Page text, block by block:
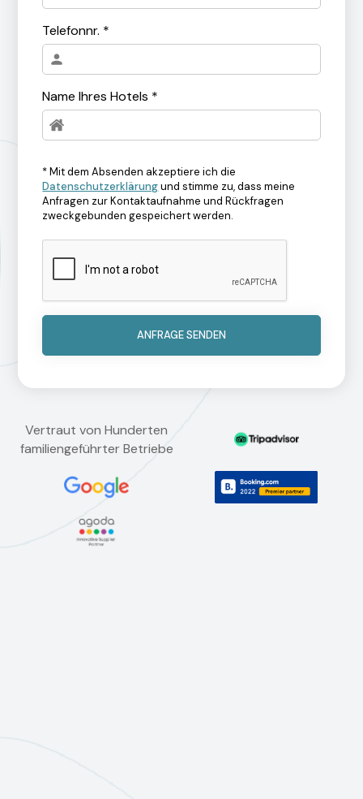
Telefonnr. *
Name Ihres Hotels *
* Mit dem Absenden akzeptiere ich die
Datenschutzerklärungund stimme zu, dass meine
Anfragen zur Kontaktaufnahme und Rückfragen
zweckgebunden gespeichert werden.
Vertraut von Hunderten
familiengeführter Betriebe